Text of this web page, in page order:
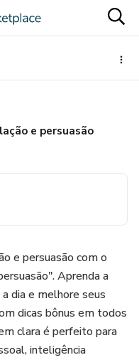
e persuasão
e persuasão com o
Aprenda a
dia e melhore seus
dicas bônus em todos
clara é perfeito para
inteligência